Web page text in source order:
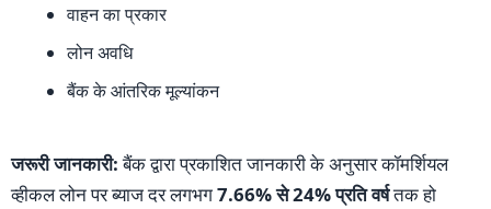
वाहन का प्रकार
लोन अवधि
बैंक के आंतरिक मूल्यांकन
जरूरी जानकारी:बैंक द्वारा प्रकाशित जानकारी के अनुसार कॉमर्शियल
व्हीकल लोन पर ब्याज दर लगभग7.66% से 24% प्रति वर्षतक हो